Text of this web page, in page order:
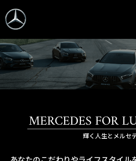
MERCEDES FOR
輝く人生とメルセ